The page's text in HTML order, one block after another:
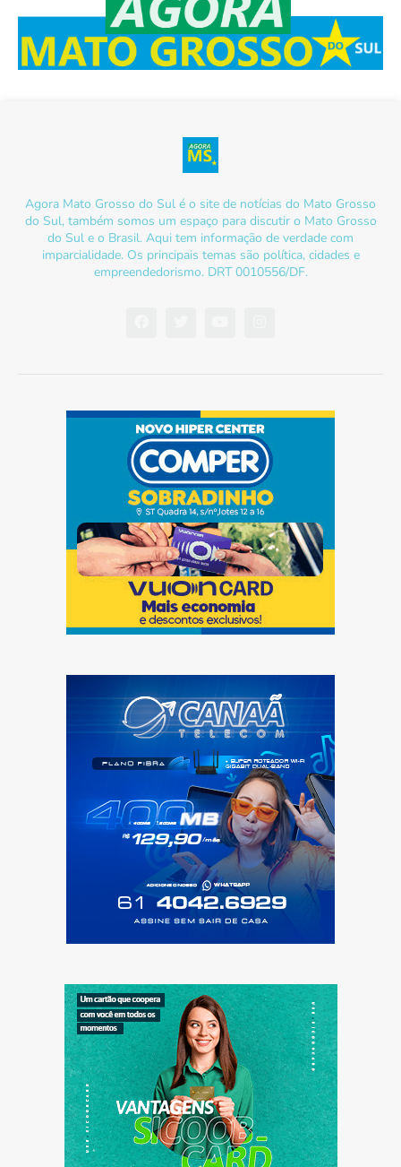
Agora Mato Grosso do Sul é o site de notícias do Mato Grosso
do Sul, também somos um espaço para discutir o Mato Grosso
do Sul e o Brasil. Aqui tem informação de verdade com
imparcialidade. Os principais temas são política, cidades e
empreendedorismo. DRT 0010556/DF.